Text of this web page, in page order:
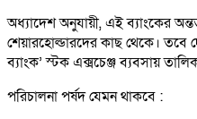
অধ্যাদেশ অনুযায়ী, এই ব্যাংকের
শেয়ারহোল্ডারদের কাছ থেকে। তবে
ব্যাংক’ স্টক এক্সচেঞ্জ ব্যবসায়
পরিচালনা পর্ষদ যেমন থাকবে :